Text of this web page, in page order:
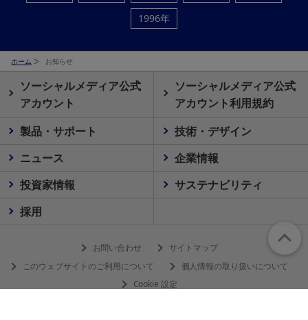
1996年
ホーム お知らせ
ソーシャルメディア公式
アカウント
ソーシャルメディア公式
アカウント利用規約
製品・サポート
技術・デザイン
ニュース
企業情報
投資家情報
サステナビリティ
採用
お問い合わせ
サイトマップ
このウェブサイトのご利用について
個人情報の取り扱いについて
Cookie 設定